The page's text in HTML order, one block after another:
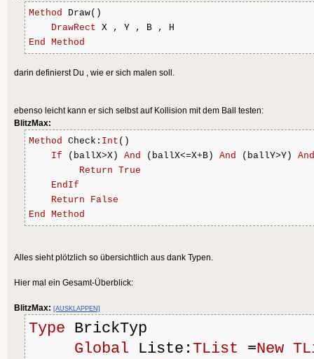
Method
Draw()
DrawRect X , Y , B , H
End
Method
darin definierst Du , wie er sich malen soll.
ebenso leicht kann er sich selbst auf Kollision mit dem Ball testen:
BlitzMax:
Method Check: Int ()
If (ballX>X) And (ballX<=X+B) And (ballY>Y) And
Return True
EndIf
Return
False
End
Method
Alles sieht plötzlich so übersichtlich aus dank Typen.
Hier mal ein Gesamt-Überblick:
BlitzMax: [AUSKLAPPEN]
Type BrickTyp
Global Liste: TList =New